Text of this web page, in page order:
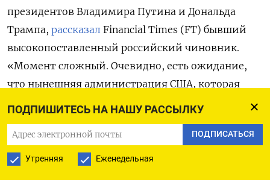
ПОДПИШИТЕСЬ НА НАШУ РАССЫЛКУ
ПОДПИСАТЬСЯ
Утренняя Еженедельная
президентов Владимира Путина и Дональда
Трампа, рассказал Financial Times (FT) бывший
высокопоставленный российский чиновник.
«Момент сложный. Очевидно, есть ожидание,
что нынешняя администрация США, которая
собеседник издания.